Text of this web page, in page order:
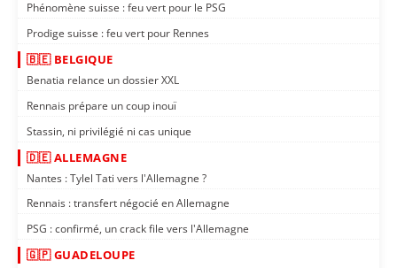
Phénomène suisse : feu vert pour le PSG
Prodige suisse : feu vert pour Rennes
🇧🇪 BELGIQUE
Benatia relance un dossier XXL
Rennais prépare un coup inouï
Stassin, ni privilégié ni cas unique
🇩🇪 ALLEMAGNE
Nantes : Tylel Tati vers l'Allemagne ?
Rennais : transfert négocié en Allemagne
PSG : confirmé, un crack file vers l'Allemagne
🇬🇵 GUADELOUPE